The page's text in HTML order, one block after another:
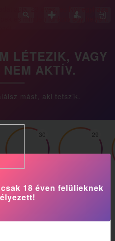
LÉTEZIK, VAGY
AKTÍV.
mást, aki tetszik.
30 29
18 éven felülieknek